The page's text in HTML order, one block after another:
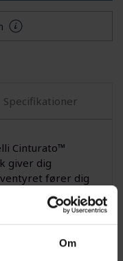
Om
Specifikationer
Cinturato™
giver dig
fører dig
til off-road
der
og vejgreb